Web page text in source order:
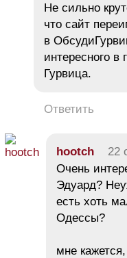
Не сильно
что сайт
в
интересного в
Гурвица.
Ответить
hootch 22
Очень
Эдуард?
есть хоть
Одессы?
мне